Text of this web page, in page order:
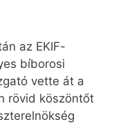
az EKIF-
bíborosi
vette át a
rövid köszöntőt